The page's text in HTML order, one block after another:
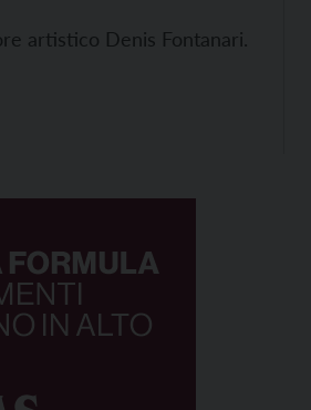
artistico Denis Fontanari.